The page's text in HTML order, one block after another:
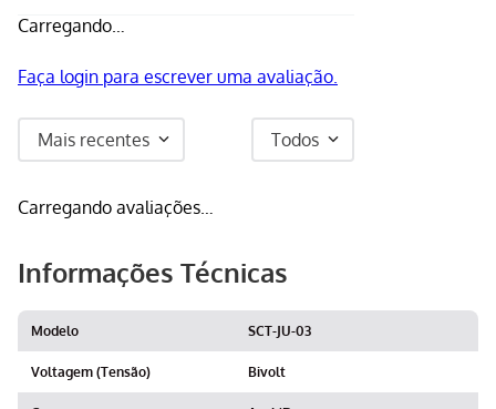
Carregando…
Faça login para escrever uma avaliação.
Mais recentes Todos
Carregando avaliações…
Informações Técnicas
Modelo SCT-JU-03
Voltagem (Tensão) Bivolt